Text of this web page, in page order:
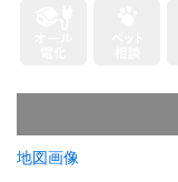
地図画像